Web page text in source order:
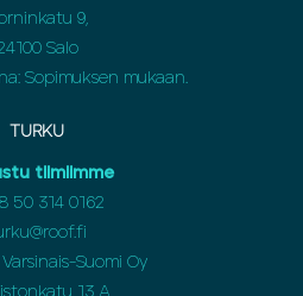
9,
Salo
Sopimuksen mukaan.
TURKU
tiimiimme
50 314 0162
Suomi Oy
13 A,